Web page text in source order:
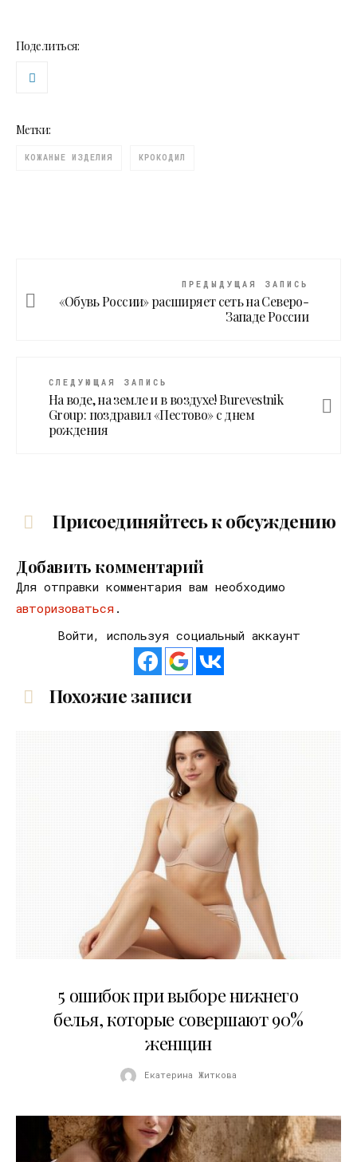
Поделиться:
Метки:
КОЖАНЫЕ ИЗДЕЛИЯ КРОКОДИЛ
ПРЕДЫДУЩАЯ ЗАПИСЬ
«Обувь России» расширяет сеть на Северо-
Западе России
СЛЕДУЮЩАЯ ЗАПИСЬ
На воде, на земле и в воздухе! Burevestnik
Group: поздравил «Пестово» c днем
рождения
Присоединяйтесь к обсуждению
Добавить комментарий
Для отправки комментария вам необходимо
авторизоваться .
Войти, используя социальный аккаунт
Похожие записи
5 ошибок при выборе нижнего
белья, которые совершают 90%
женщин
Екатерина Житкова